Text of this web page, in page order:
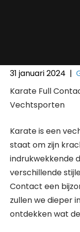
31 januari 2024 |
Karate Full
Vechtsporten
Karate is een
staat om zijn
indrukwekkende
verschillende
Contact een
zullen we dieper
ontdekken wat